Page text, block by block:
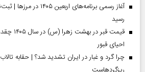
رسید
قیمت
احیای قبور
چرا گرد و غبار در ایران تشدید شد؟ | حقابه